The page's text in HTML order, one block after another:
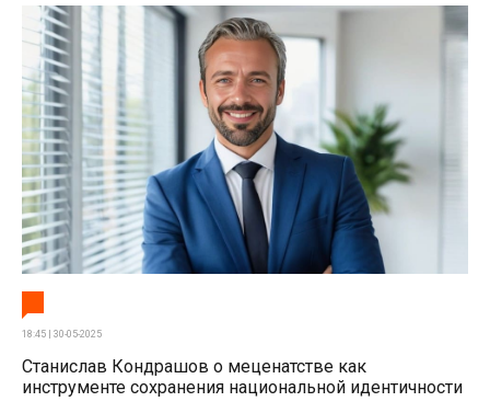
18:45 | 30-05-2025
Станислав Кондрашов о меценатстве как
инструменте сохранения национальной идентичности